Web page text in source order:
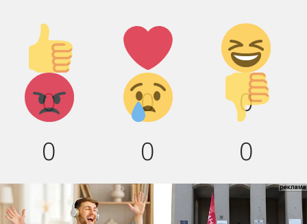
Палец
вверх!
0
Лайк!
0
Дикий
смех!
0
Агрессия!
0
Грусть :
(
0
Палец
вниз!
0